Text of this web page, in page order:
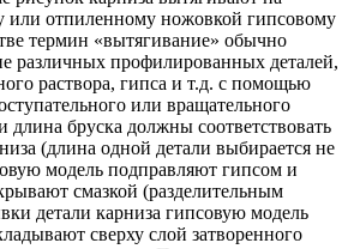
или отпиленному ножовкой гипсовому
термин «вытягивание» обычно
различных профилированных деталей,
раствора, гипса и т.д. с помощью
или вращательного
бруска должны соответствовать
(длина одной детали выбирается не
модель подправляют гипсом и
смазкой (разделительным
детали карниза гипсовую модель
сверху слой затворенного